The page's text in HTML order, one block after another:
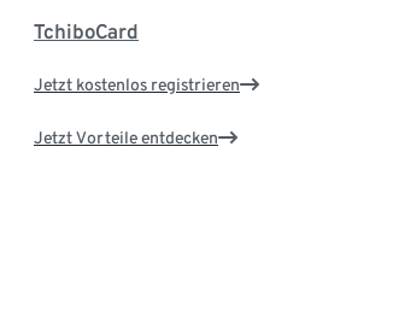
TchiboCard
Jetzt kostenlos registrieren
Jetzt Vorteile entdecken